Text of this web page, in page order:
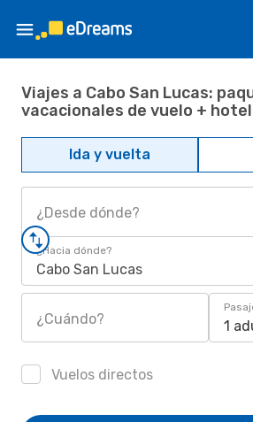
Viajes a Cabo San Lucas:
vacacionales de vuelo + hotel
Ida y vuelta
¿Desde dónde?
¿Hacia dónde?
Cabo San Lucas
¿Cuándo? 1
Vuelos directos